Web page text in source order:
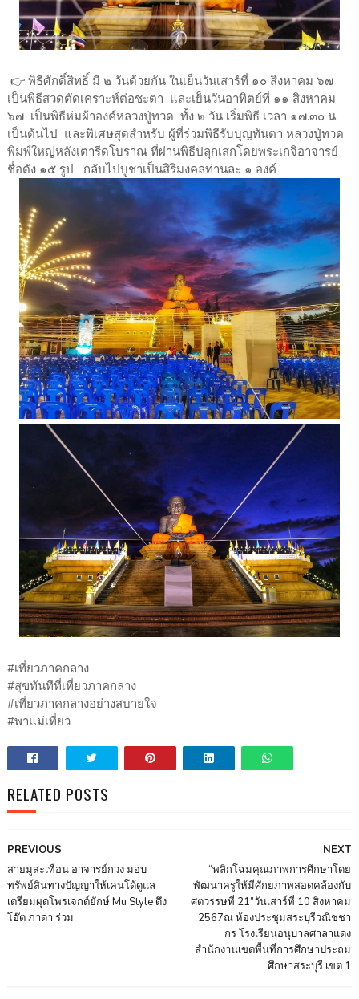
👉 พิธีศักดิ์สิทธิ์ มี ๒ วันด้วยกัน ในเย็นวันเสาร์ที่ ๑๐ สิงหาคม ๖๗
เป็นพิธีสวดตัดเคราะห์ต่อชะตา และเย็นวันอาทิตย์ที่ ๑๑ สิงหาคม
๖๗ เป็นพิธีห่มผ้าองค์หลวงปู่ทวด ทั้ง ๒ วัน เริ่มพิธี เวลา ๑๗.๓๐ น.
เป็นต้นไป และพิเศษสุดสำหรับ ผู้ที่ร่วมพิธีรับบุญทันตา หลวงปู่ทวด
พิมพ์ใหญ่หลังเตารีดโบราณ ที่ผ่านพิธีปลุกเสกโดยพระเกจิอาจารย์
ชื่อดัง ๑๕ รูป กลับไปบูชาเป็นสิริมงคลท่านละ ๑ องค์
#เที่ยวภาคกลาง
#สุขทันทีที่เที่ยวภาคกลาง
#เที่ยวภาคกลางอย่างสบายใจ
#พาแม่เที่ยว
RELATED POSTS
NEXT
“พลิกโฉมคุณภาพการศึกษาโดย
พัฒนาครูให้มีศักยภาพสอดคล้องกับ
ศตวรรษที่ 21”วันเสาร์ที่ 10 สิงหาคม
2567ณ ห้องประชุมสระบุรีวณิชชา
กร โรงเรียนอนุบาลศาลาแดง
สำนักงานเขตพื้นที่การศึกษาประถม
ศึกษาสระบุรี เขต 1
PREVIOUS
สายมูสะเทือน อาจารย์กวง มอบ
ทรัพย์สินทางปัญญาให้เคนโด้ดูแล
เตรียมผุดโพรเจกต์ยักษ์ Mu Style ดึง
โอ๊ต ภาดา ร่วม